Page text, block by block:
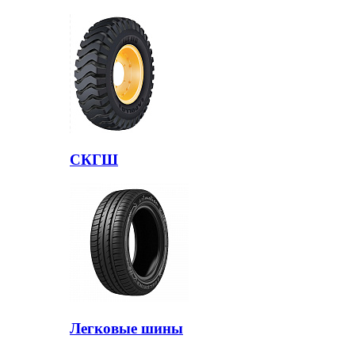
СКГШ
Легковые шины